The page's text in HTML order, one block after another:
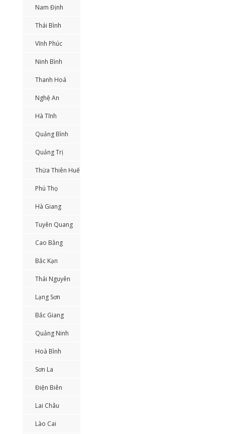
Nam Định
Thái Bình
Vĩnh Phúc
Ninh Bình
Thanh Hoá
Nghệ An
Hà Tĩnh
Quảng Bình
Quảng Trị
Thừa Thiên Huế
Phú Thọ
Hà Giang
Tuyên Quang
Cao Bằng
Bắc Kạn
Thái Nguyên
Lạng Sơn
Bắc Giang
Quảng Ninh
Hoà Bình
Sơn La
Điện Biên
Lai Châu
Lào Cai